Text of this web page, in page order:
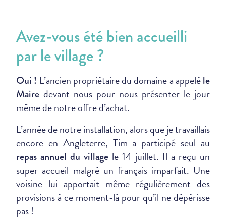
Avez-vous été bien accueilli
par le village ?
Oui ! L’ancien propriétaire du domaine a appeléle
Maire devant nous pour nous présenter le jour
même de notre offre d’achat.
L’année de notre installation, alors que je travaillais
encore en Angleterre, Tim a participé seul au
repas annuel du village le 14 juillet. Il a reçu un
super accueil malgré un français imparfait. Une
voisine lui apportait même régulièrement des
provisions à ce moment-là pour qu’il ne dépérisse
pas !